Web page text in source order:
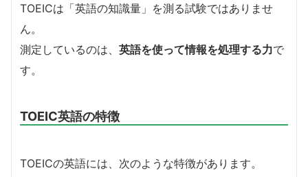
TOEICは「英語の知識量」を測る試験ではありませ
ん。
測定しているのは、 英語を使って情報を処理する力で
す。
TOEIC英語の特徴
TOEICの英語には、次のような特徴があります。